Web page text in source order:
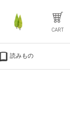
CART
読みもの